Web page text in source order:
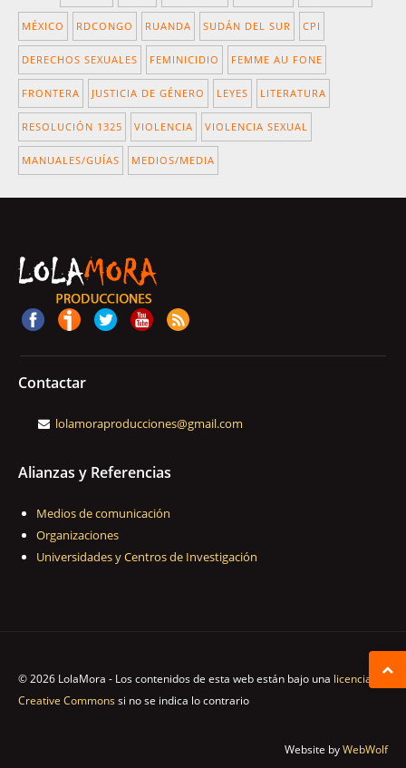
MÉXICO RDCONGO RUANDA SUDÁN DEL SUR CPI
DERECHOS SEXUALES FEMINICIDIO FEMME AU FONE
FRONTERA JUSTICIA DE GÉNERO LEYES LITERATURA
RESOLUCIÓN 1325 VIOLENCIA VIOLENCIA SEXUAL
MANUALES/GUÍAS MEDIOS/MEDIA
Contactar
lolamoraproducciones@gmail.com
Alianzas y Referencias
Medios de comunicación
Organizaciones
Universidades y Centros de Investigación
© 2026 LolaMora - Los contenidos de esta web están bajo una licencia
Creative Commonssi no se indica lo contrario
Website byWebWolf